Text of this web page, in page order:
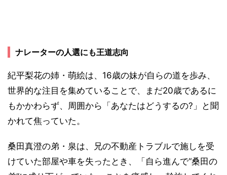
ナレーターの人選にも王道志向
紀平梨花の姉・萌絵は、16歳の妹が自らの道を歩み、
世界的な注目を集めていることで、まだ20歳であるに
もかかわらず、周囲から「あなたはどうするの?」と聞
かれて焦っていた。
桑田真澄の弟・泉は、兄の不動産トラブルで施しを受
けていた部屋や車を失ったとき、「自ら進んで“桑田の